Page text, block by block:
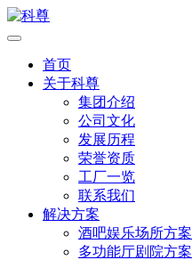
首页
关于科尊
集团介绍
公司文化
发展历程
荣誉资质
工厂一览
联系我们
解决方案
酒吧娱乐场所方案
多功能厅剧院方案